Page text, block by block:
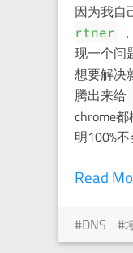
因为我自
rtner
现一个问
想要解决
腾出来给
chrome
明100%
Read
DNS